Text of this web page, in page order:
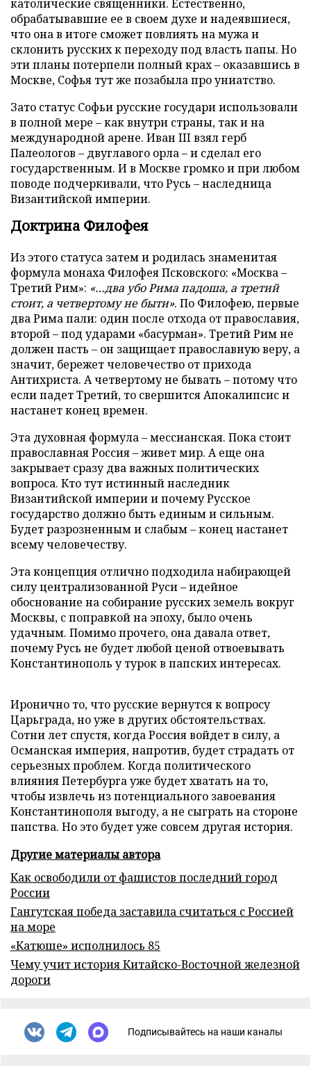
католические священники. Естественно,
обрабатывавшие ее в своем духе и надеявшиеся,
что она в итоге сможет повлиять на мужа и
склонить русских к переходу под власть папы. Но
эти планы потерпели полный крах – оказавшись в
Москве, Софья тут же позабыла про униатство.
Зато статус Софьи русские государи использовали
в полной мере – как внутри страны, так и на
международной арене. Иван III взял герб
Палеологов – двуглавого орла – и сделал его
государственным. И в Москве громко и при любом
поводе подчеркивали, что Русь – наследница
Византийской империи.
Доктрина Филофея
Из этого статуса затем и родилась знаменитая
формула монаха Филофея Псковского: «Москва –
Третий Рим»: «…два убо Рима падоша, а третий
стоит, а четвертому не быти». По Филофею, первые
два Рима пали: один после отхода от православия,
второй – под ударами «басурман». Третий Рим не
должен пасть – он защищает православную веру, а
значит, бережет человечество от прихода
Антихриста. А четвертому не бывать – потому что
если падет Третий, то свершится Апокалипсис и
настанет конец времен.
Эта духовная формула – мессианская. Пока стоит
православная Россия – живет мир. А еще она
закрывает сразу два важных политических
вопроса. Кто тут истинный наследник
Византийской империи и почему Русское
государство должно быть единым и сильным.
Будет разрозненным и слабым – конец настанет
всему человечеству.
Эта концепция отлично подходила набирающей
силу централизованной Руси – идейное
обоснование на собирание русских земель вокруг
Москвы, с поправкой на эпоху, было очень
удачным. Помимо прочего, она давала ответ,
почему Русь не будет любой ценой отвоевывать
Константинополь у турок в папских интересах.
Иронично то, что русские вернутся к вопросу
Царьграда, но уже в других обстоятельствах.
Сотни лет спустя, когда Россия войдет в силу, а
Османская империя, напротив, будет страдать от
серьезных проблем. Когда политического
влияния Петербурга уже будет хватать на то,
чтобы извлечь из потенциального завоевания
Константинополя выгоду, а не сыграть на стороне
папства. Но это будет уже совсем другая история.
Другие материалы автора
Как освободили от фашистов последний город
России
Гангутская победа заставила считаться с Россией
на море
«Катюше» исполнилось 85
Чему учит история Китайско-Восточной железной
дороги
Подписывайтесь на наши каналы